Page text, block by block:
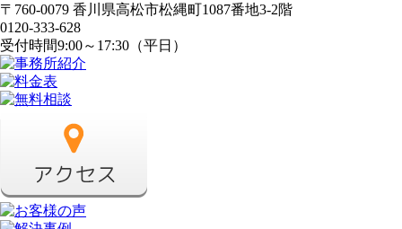
〒760-0079 香川県高松市松縄町1087番地3-2階
0120-333-628
受付時間9:00～17:30（平日）